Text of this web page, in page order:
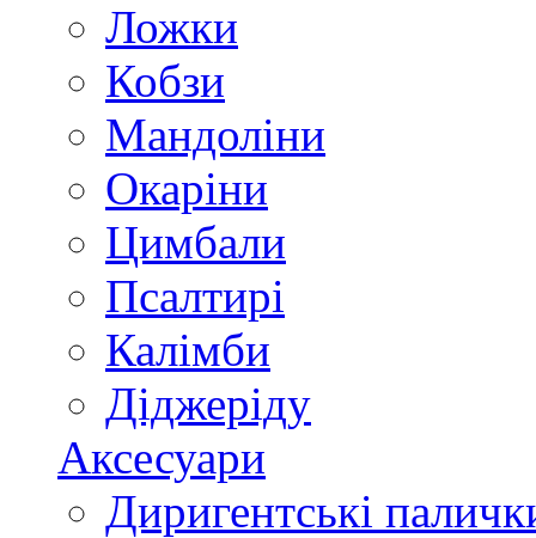
Ложки
Кобзи
Мандоліни
Окаріни
Цимбали
Псалтирі
Калімби
Діджеріду
Аксесуари
Диригентські